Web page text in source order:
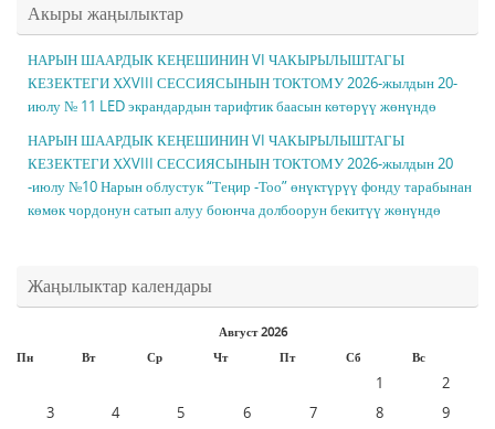
Акыры жаңылыктар
НАРЫН ШААРДЫК КЕҢЕШИНИН VI ЧАКЫРЫЛЫШТАГЫ
КЕЗЕКТЕГИ ХXVIII СЕССИЯСЫНЫН ТОКТОМУ 2026-жылдын 20-
июлу № 11 LED экрандардын тарифтик баасын көтөрүү жөнүндө
НАРЫН ШААРДЫК КЕҢЕШИНИН VI ЧАКЫРЫЛЫШТАГЫ
КЕЗЕКТЕГИ ХXVIII СЕССИЯСЫНЫН ТОКТОМУ 2026-жылдын 20
-июлу №10 Нарын облустук “Теңир -Тоо” өнүктүрүү фонду тарабынан
көмөк чордонун сатып алуу боюнча долбоорун бекитүү жөнүндө
Жаңылыктар календары
Август 2026
Пн
Вт Ср Чт Пт Сб Вс
1
2
3
4 5 6 7 8
9